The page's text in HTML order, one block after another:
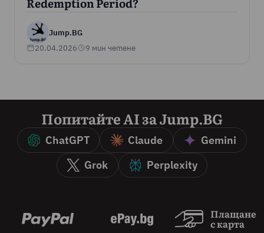
Redemption Period?
Jump.BG
20.04.2026 9 мин четене
Попитайте AI за Jump.BG
ChatGPT Claude
Gemini
Grok
Perplexity
Плащане
с карта